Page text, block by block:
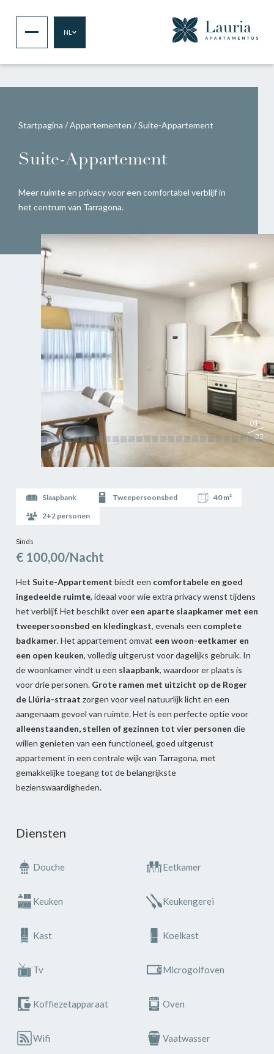
NL
Startpagina /Appartementen /Suite-Appartement
Suite-Appartement
Meer ruimte en privacy voor een comfortabel verblijf in
het centrum van Tarragona.
01
32
Slaapbank Tweepersoonsbed
40 m²
2+2 personen
Sinds
€ 100,00/Nacht
Het Suite-Appartement biedt een comfortabele en goed
ingedeelde ruimte, ideaal voor wie extra privacy wenst tijdens
het verblijf. Het beschikt over een aparte slaapkamer met een
tweepersoonsbed en kledingkast, evenals een complete
badkamer. Het appartement omvat een woon-eetkamer en
een open keuken, volledig uitgerust voor dagelijks gebruik. In
de woonkamer vindt u een slaapbank, waardoor er plaats is
voor drie personen. Grote ramen met uitzicht op de Roger
de Llúria-straat zorgen voor veel natuurlijk licht en een
aangenaam gevoel van ruimte. Het is een perfecte optie voor
alleenstaanden, stellen of gezinnen tot vier personen die
willen genieten van een functioneel, goed uitgerust
appartement in een centrale wijk van Tarragona, met
gemakkelijke toegang tot de belangrijkste
bezienswaardigheden.
Diensten
Douche Eetkamer
Keuken Keukengerei
Kast Koelkast
Tv Microgolfoven
Koffiezetapparaat Oven
Wifi Vaatwasser